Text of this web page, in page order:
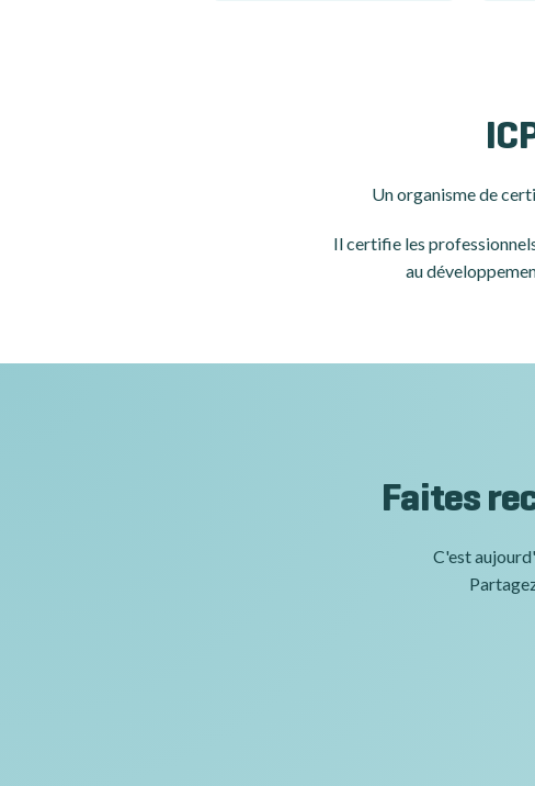
Un organisme de
Il certifie les
au
Faites
C'est